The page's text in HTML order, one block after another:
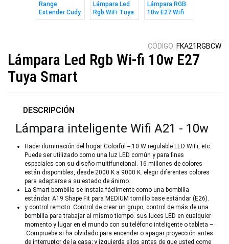
Range
Extender Cudy
Ax3000
Lámpara Led
Rgb WiFi Tuya
Smart
Lámpara RGB
10w E27 Wifi
Tuya Smart
CÓDIGO: FKA21RGBCW
Lámpara Led Rgb Wi-fi 10w E27
Tuya Smart
DESCRIPCIÓN
Lámpara inteligente Wifi A21 - 10w
Hacer iluminación del hogar Colorful -- 10 W regulable LED WiFi, etc.
Puede ser utilizado como una luz LED común y para fines
especiales con su diseño multifuncional. 16 millones de colores
están disponibles, desde 2000 K a 9000 K. elegir diferentes colores
para adaptarse a su estado de ánimo.
La Smart bombilla se instala fácilmente como una bombilla
estándar. A19 Shape Fit para MEDIUM tornillo base estándar (E26).
y control remoto: Control de crear un grupo, control de más de una
bombilla para trabajar al mismo tiempo. sus luces LED en cualquier
momento y lugar en el mundo con su teléfono inteligente o tableta –
Compruebe si ha olvidado para encender o apagar proyección antes
de interruptor de la casa; y izquierda ellos antes de que usted come